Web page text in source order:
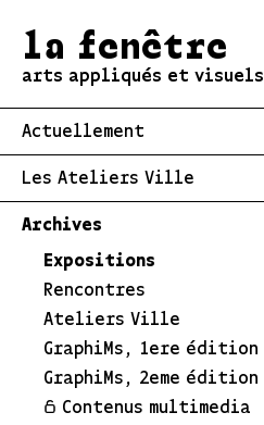
la fenêtre
arts appliqués et visuels
Actuellement
Les Ateliers Ville
Archives
Expositions
Rencontres
Ateliers Ville
GraphiMs, 1ere édition
GraphiMs, 2eme édition
Contenus multimedia
du